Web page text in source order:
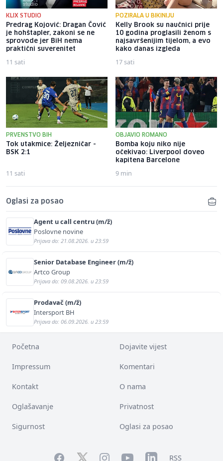
KLIX STUDIO
Predrag Kojović: Dragan Čović
je hohštapler, zakoni se ne
sprovode jer BiH nema
praktični suverenitet
11 sati
POZIRALA U BIKINIJU
Kelly Brook su naučnici prije
10 godina proglasili ženom s
najsavršenijim tijelom, a evo
kako danas izgleda
17 sati
PRVENSTVO BIH
Tok utakmice: Željezničar -
BSK 2:1
11 sati
OBJAVIO ROMANO
Bomba koju niko nije
očekivao: Liverpool doveo
kapitena Barcelone
9 min
Oglasi za posao
Agent u call centru (m/ž)
Poslovne novine
Prijava do: 21.08.2026. u 23:59
Senior Database Engineer (m/ž)
Artco Group
Prijava do: 09.08.2026. u 23:59
Prodavač (m/ž)
Intersport BH
Prijava do: 06.09.2026. u 23:59
Početna Dojavite vijest
Impressum Komentari
Kontakt O nama
Oglašavanje Privatnost
Sigurnost Oglasi za posao
FacebookTwitterInstagramYouTubeLinkedInRSS